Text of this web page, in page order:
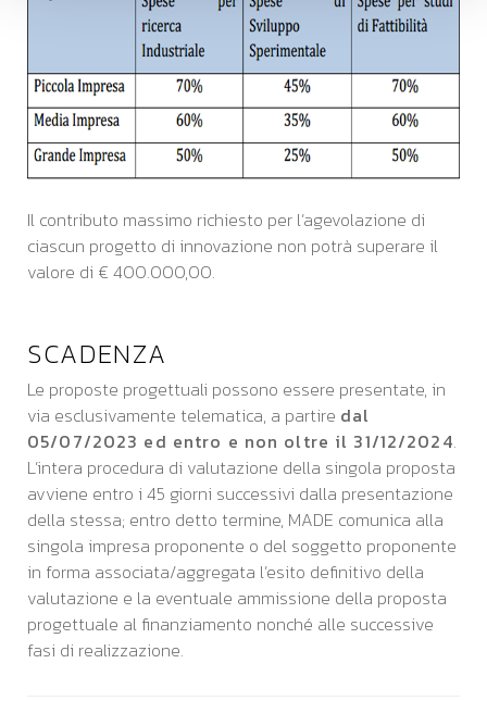
Il contributo massimo richiesto per l’agevolazione di
ciascun progetto di innovazione non potrà superare il
valore di € 400.000,00.
SCADENZA
Le proposte progettuali possono essere presentate, in
via esclusivamente telematica, a partire dal
05/07/2023 ed entro e non oltre il 31/12/2024.
L’intera procedura di valutazione della singola proposta
avviene entro i 45 giorni successivi dalla presentazione
della stessa; entro detto termine, MADE comunica alla
singola impresa proponente o del soggetto proponente
in forma associata/aggregata l’esito definitivo della
valutazione e la eventuale ammissione della proposta
progettuale al finanziamento nonché alle successive
fasi di realizzazione.